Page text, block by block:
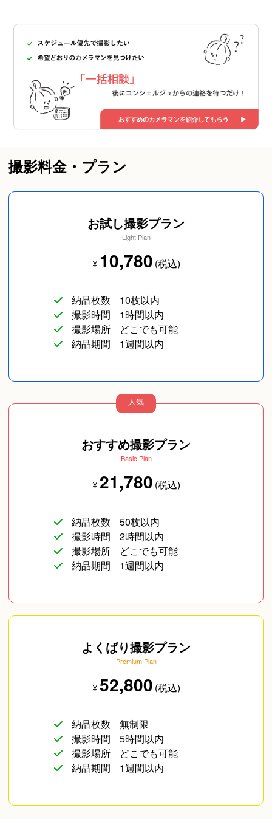
撮影料金・プラン
お試し撮影プラン
Light Plan
¥10,780 (税込)
納品枚数
10枚以内
撮影時間
1時間以内
撮影場所
どこでも可能
納品期間
1週間以内
人気
おすすめ撮影プラン
Basic Plan
¥21,780 (税込)
納品枚数
50枚以内
撮影時間
2時間以内
撮影場所
どこでも可能
納品期間
1週間以内
よくばり撮影プラン
Premium Plan
¥52,800 (税込)
納品枚数
無制限
撮影時間
5時間以内
撮影場所
どこでも可能
納品期間
1週間以内